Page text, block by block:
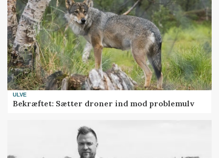
ULVE
Bekræftet: Sætter droner ind mod problemulv